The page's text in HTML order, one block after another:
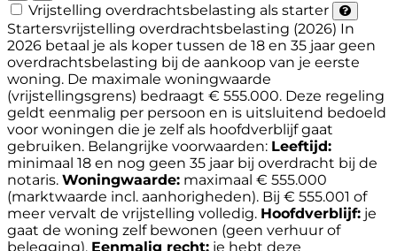
Vrijstelling overdrachtsbelasting als starter
Startersvrijstelling overdrachtsbelasting (2026) In
2026 betaal je als koper tussen de 18 en 35 jaar geen
overdrachtsbelasting bij de aankoop van je eerste
woning. De maximale woningwaarde
(vrijstellingsgrens) bedraagt € 555.000. Deze regeling
geldt eenmalig per persoon en is uitsluitend bedoeld
voor woningen die je zelf als hoofdverblijf gaat
gebruiken. Belangrijke voorwaarden: Leeftijd:
minimaal 18 en nog geen 35 jaar bij overdracht bij de
notaris. Woningwaarde: maximaal € 555.000
(marktwaarde incl. aanhorigheden). Bij € 555.001 of
meer vervalt de vrijstelling volledig. Hoofdverblijf: je
gaat de woning zelf bewonen (geen verhuur of
belegging). Eenmalig recht: je hebt deze